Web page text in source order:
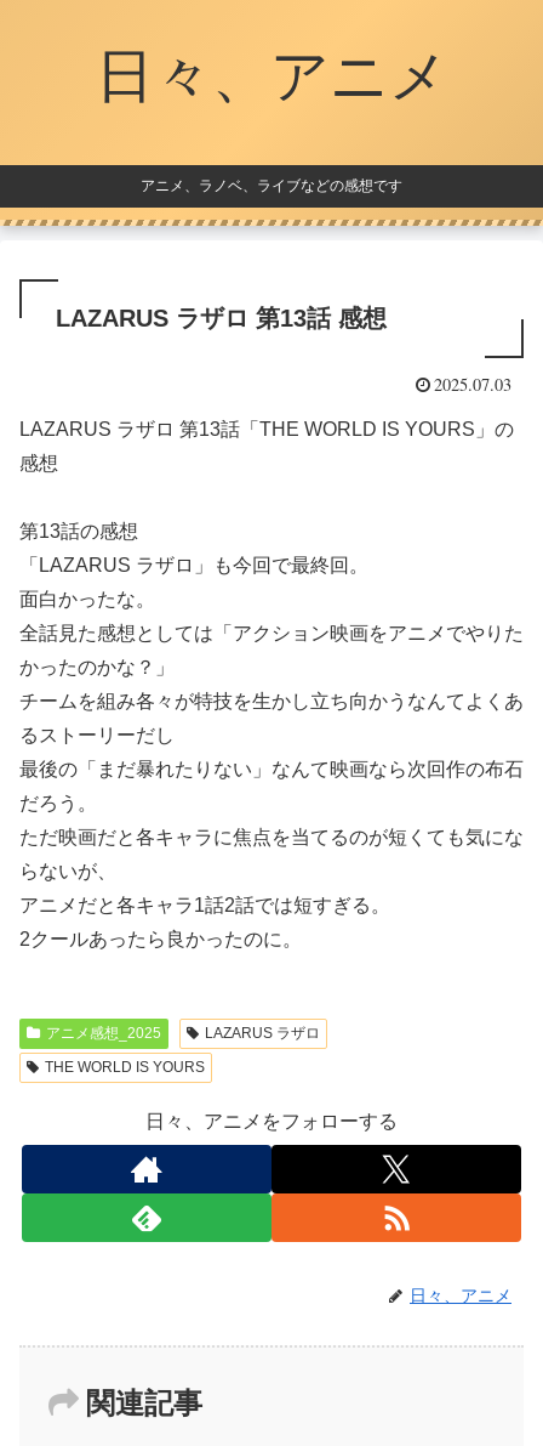
日々、アニメ
アニメ、ラノベ、ライブなどの感想です
LAZARUS ラザロ 第13話 感想
2025.07.03
LAZARUS ラザロ 第13話「THE WORLD IS YOURS」の
感想
第13話の感想
「LAZARUS ラザロ」も今回で最終回。
面白かったな。
全話見た感想としては「アクション映画をアニメでやりた
かったのかな？」
チームを組み各々が特技を生かし立ち向かうなんてよくあ
るストーリーだし
最後の「まだ暴れたりない」なんて映画なら次回作の布石
だろう。
ただ映画だと各キャラに焦点を当てるのが短くても気にな
らないが、
アニメだと各キャラ1話2話では短すぎる。
2クールあったら良かったのに。
アニメ感想_2025
LAZARUS ラザロ
THE WORLD IS YOURS
日々、アニメをフォローする
日々、アニメ
関連記事